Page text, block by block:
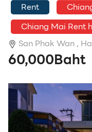
EN
Rent
Chiang Mai Rent
San Phak Wan ,
60,000Baht